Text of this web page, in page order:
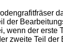
der
wenn der
zweite Teil